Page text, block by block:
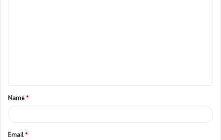
Name*
Email*